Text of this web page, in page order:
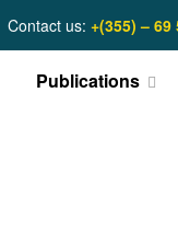
Contact us: +(355) – 69
Publications